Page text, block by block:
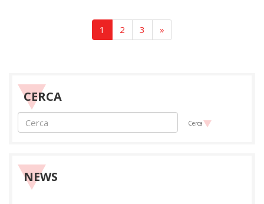
1 2 3 »
CERCA
Cerca
NEWS